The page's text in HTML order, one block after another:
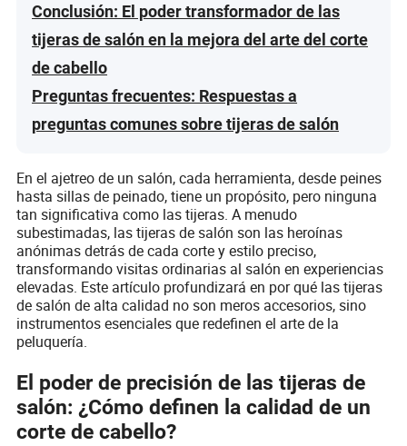
Conclusión: El poder transformador de las
tijeras de salón en la mejora del arte del corte
de cabello
Preguntas frecuentes: Respuestas a
preguntas comunes sobre tijeras de salón
En el ajetreo de un salón, cada herramienta, desde peines
hasta sillas de peinado, tiene un propósito, pero ninguna
tan significativa como las tijeras. A menudo
subestimadas, las tijeras de salón son las heroínas
anónimas detrás de cada corte y estilo preciso,
transformando visitas ordinarias al salón en experiencias
elevadas. Este artículo profundizará en por qué las tijeras
de salón de alta calidad no son meros accesorios, sino
instrumentos esenciales que redefinen el arte de la
peluquería.
El poder de precisión de las tijeras de
salón: ¿Cómo definen la calidad de un
corte de cabello?